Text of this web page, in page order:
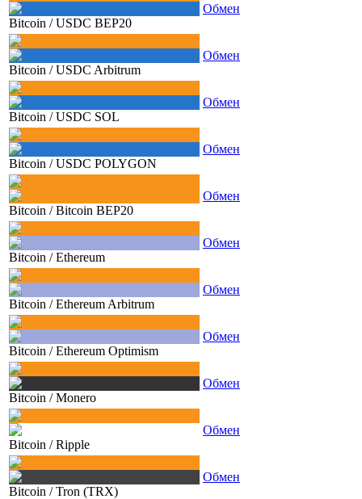
Bitcoin /USDC BEP20
Обмен
Bitcoin /USDC Arbitrum
Обмен
Bitcoin /USDC SOL
Обмен
Bitcoin /USDC POLYGON
Обмен
Bitcoin /Bitcoin BEP20
Обмен
Bitcoin /Ethereum
Обмен
Bitcoin /Ethereum Arbitrum
Обмен
Bitcoin /Ethereum Optimism
Обмен
Bitcoin /Monero
Обмен
Bitcoin /Ripple
Обмен
Bitcoin /Tron (TRX)
Обмен